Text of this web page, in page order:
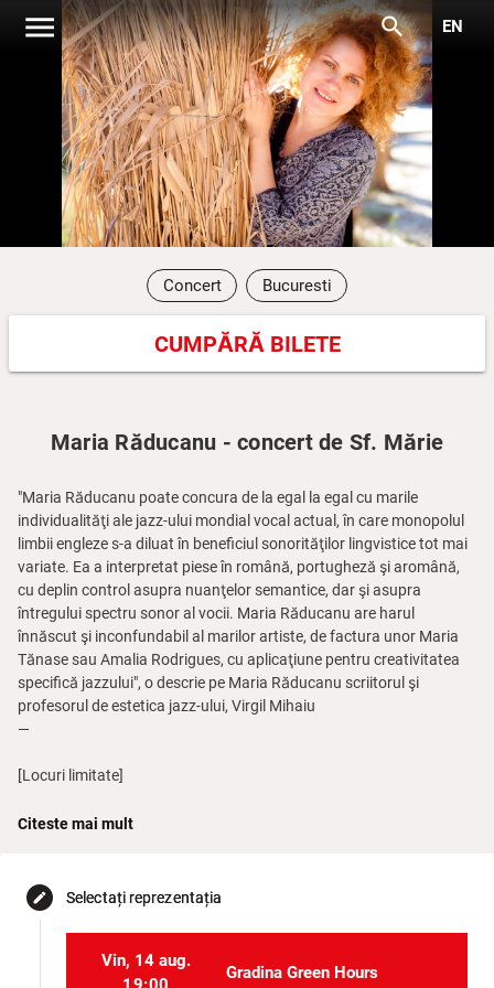
menu search EN
Concert Bucuresti
CUMPĂRĂ BILETE
Maria Răducanu - concert de Sf. Mărie
"Maria Răducanu poate concura de la egal la egal cu marile
individualităţi ale jazz-ului mondial vocal actual, în care monopolul
limbii engleze s-a diluat în beneficiul sonorităţilor lingvistice tot mai
variate. Ea a interpretat piese în română, portugheză şi aromână,
cu deplin control asupra nuanţelor semantice, dar şi asupra
întregului spectru sonor al vocii. Maria Răducanu are harul
înnăscut şi inconfundabil al marilor artiste, de factura unor Maria
Tănase sau Amalia Rodrigues, cu aplicaţiune pentru creativitatea
specifică jazzului", o descrie pe Maria Răducanu scriitorul şi
profesorul de estetica jazz-ului, Virgil Mihaiu
—
[Locuri limitate]
Atenţie: la ora anunţată, locurile rezervate şi neocupate pînă atunci
se pierd, fiind oferite doritorilor fără rezervări.
☼ evenimentele artistice încep efectiv cu 15 – max. 30 minute după
ora anunţată.
☼ nu este permis accesul la spectacole al persoanelor aflate în
Citeste mai mult
edit Selectați reprezentația
Vin, 14 aug.
Gradina Green Hours